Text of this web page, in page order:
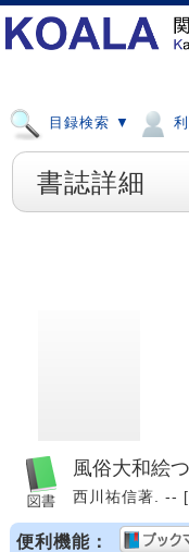
目録検索 ▼
書誌詳細
風俗大和絵
西川祐信著. --
便利機能：